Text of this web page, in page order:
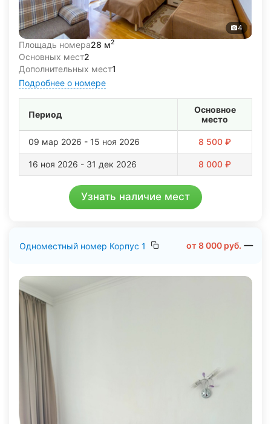
4
Площадь номера28 м2
Основных мест2
Дополнительных мест1
Подробнее о номере
Период
Основное
место
09 мар 2026 - 15 ноя 2026 8 500 ₽
16 ноя 2026 - 31 дек 2026 8 000 ₽
Узнать наличие мест
Одноместный номер Корпус 1 от8 000 руб.